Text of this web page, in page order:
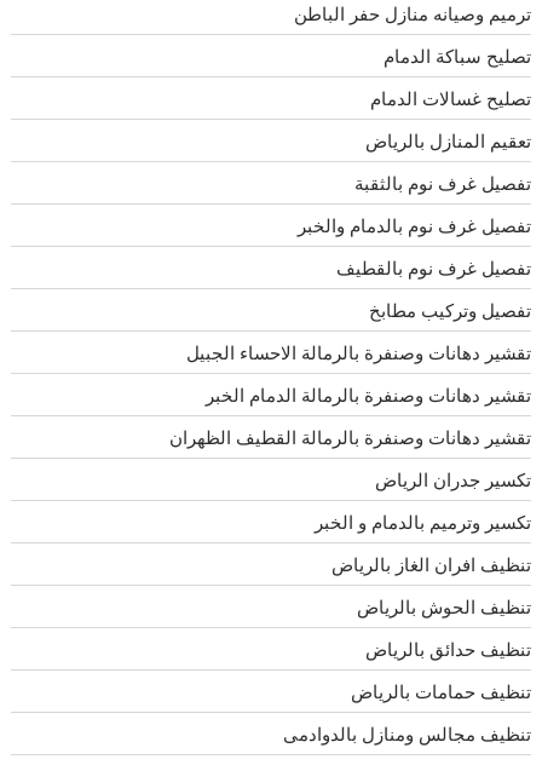
ترميم وصيانه منازل حفر الباطن
تصليح سباكة الدمام
تصليح غسالات الدمام
تعقيم المنازل بالرياض
تفصيل غرف نوم بالثقبة
تفصيل غرف نوم بالدمام والخبر
تفصيل غرف نوم بالقطيف
تفصيل وتركيب مطابخ
تقشير دهانات وصنفرة بالرمالة الاحساء الجبيل
تقشير دهانات وصنفرة بالرمالة الدمام الخبر
تقشير دهانات وصنفرة بالرمالة القطيف الظهران
تكسير جدران الرياض
تكسير وترميم بالدمام و الخبر
تنظيف افران الغاز بالرياض
تنظيف الحوش بالرياض
تنظيف حدائق بالرياض
تنظيف حمامات بالرياض
تنظيف مجالس ومنازل بالدوادمى